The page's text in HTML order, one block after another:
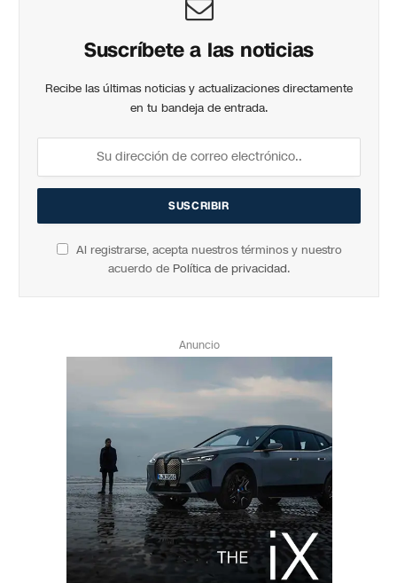
Suscríbete a las noticias
Recibe las últimas noticias y actualizaciones directamente
en tu bandeja de entrada.
Al registrarse, acepta nuestros términos y nuestro
acuerdo de Política de privacidad.
Anuncio